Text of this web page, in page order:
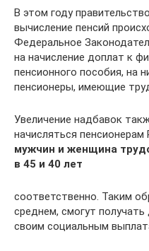
В этом году
вычисление пенсий
Федеральное
на начисление доплат к
пенсионного пособия, на
пенсионеры, имеющие
Увеличение надбавок
начисляться
мужчин и женщина
в 45 и 40 лет
соответственно. Таким
среднем, смогут
своим социальным